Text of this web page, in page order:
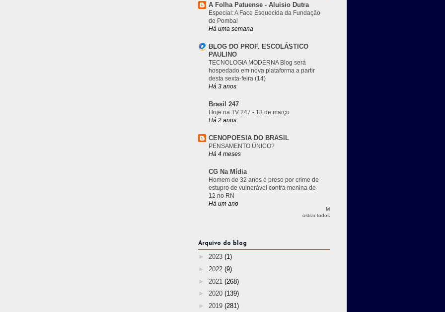
A Folha Patuense - Aluisio Dutra
Especial: A Face Esquecida da Fundação
de Pombal
Há uma semana
BLOG DO PROF. ESCOLÁSTICO
PAULINO
TECNOLOGIA MODERNA Blog será
hospedado em nova plataforma a partir
desta sexta-feira (14)
Há 3 anos
Brasil 247
Hoje na TV 247 - 13 de março
Há 2 anos
CENOPOESIA DO BRASIL
PENSAMENTO ÚNICO?
Há 4 meses
CG Na Mídia
Homem de 32 anos é preso por crime de
estupro de vulnerável contra menina de
12 no RN
Há um ano
M
ostrar todos
Arquivo do blog
► 2023 (1)
► 2022 (9)
► 2021 (268)
► 2020 (139)
► 2019 (281)